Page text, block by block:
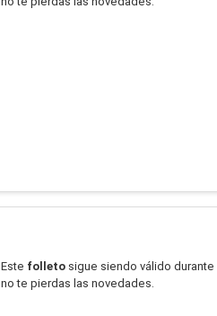
Este folleto sigue siendo válido durante
no te pierdas las novedades.